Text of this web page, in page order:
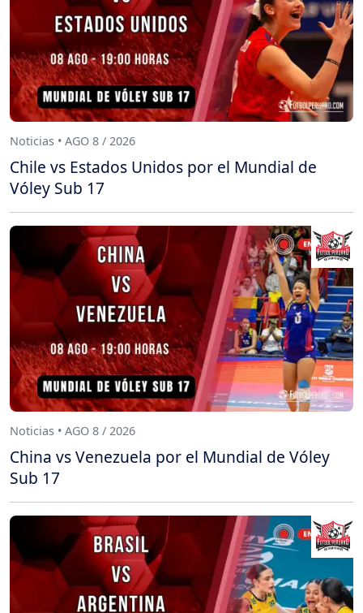
Noticias • AGO 8 / 2026
Chile vs Estados Unidos por el Mundial de
Vóley Sub 17
Noticias • AGO 8 / 2026
China vs Venezuela por el Mundial de Vóley
Sub 17